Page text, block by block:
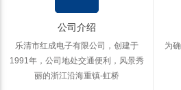
公司介绍
乐清市红成电子有限公司，创建于
1991年，公司地处交通便利，风景秀
丽的浙江沿海重镇-虹桥
为